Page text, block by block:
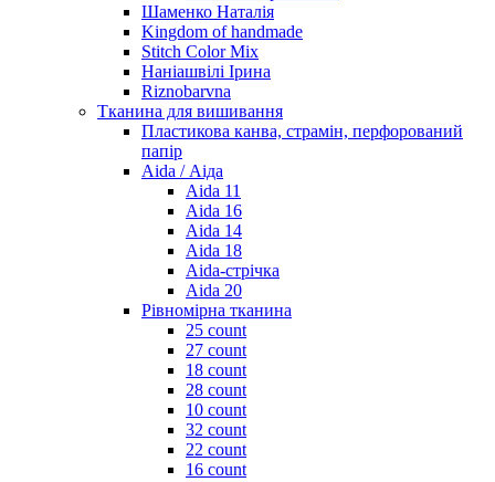
Шаменко Наталія
Kingdom of handmade
Stitch Color Mix
Наніашвілі Ірина
Riznobarvna
Тканина для вишивання
Пластикова канва, страмін, перфорований
папір
Aida / Аіда
Aida 11
Aida 16
Aida 14
Aida 18
Aida-стрічка
Aida 20
Рівномірна тканина
25 count
27 count
18 count
28 count
10 count
32 count
22 count
16 count